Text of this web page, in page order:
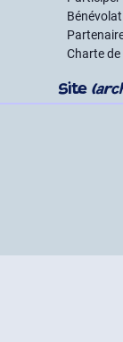
Charte
Site